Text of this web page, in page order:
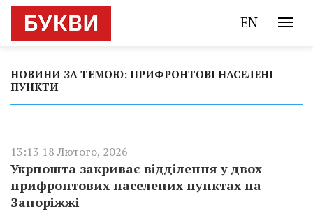
EN
НОВИНИ ЗА ТЕМОЮ: ПРИФРОНТОВІ НАСЕЛЕНІ
ПУНКТИ
13:13 18 Лютого, 2026
Укрпошта закриває відділення у двох
прифронтових населених пунктах на
Запоріжжі